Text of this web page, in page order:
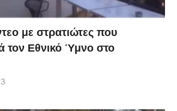
με στρατιώτες που
τον Εθνικό Ύμνο στο